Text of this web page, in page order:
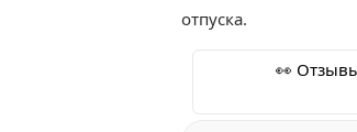
отпуска.
👀